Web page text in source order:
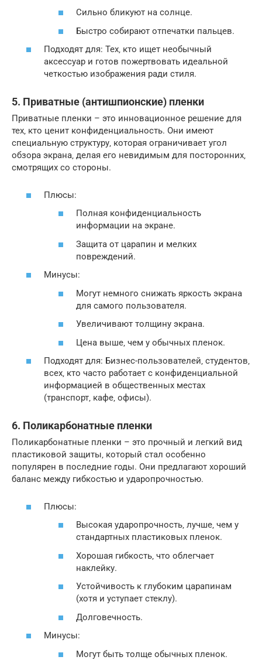
Сильно бликуют на солнце.
Быстро собирают отпечатки пальцев.
Подходят для: Тех‚ кто ищет необычный
аксессуар и готов пожертвовать идеальной
четкостью изображения ради стиля.
5. Приватные (антишпионские) пленки
Приватные пленки – это инновационное решение для
тех‚ кто ценит конфиденциальность. Они имеют
специальную структуру‚ которая ограничивает угол
обзора экрана‚ делая его невидимым для посторонних‚
смотрящих со стороны.
Плюсы:
Полная конфиденциальность
информации на экране.
Защита от царапин и мелких
повреждений.
Минусы:
Могут немного снижать яркость экрана
для самого пользователя.
Увеличивают толщину экрана.
Цена выше‚ чем у обычных пленок.
Подходят для: Бизнес-пользователей‚ студентов‚
всех‚ кто часто работает с конфиденциальной
информацией в общественных местах
(транспорт‚ кафе‚ офисы).
6. Поликарбонатные пленки
Поликарбонатные пленки – это прочный и легкий вид
пластиковой защиты‚ который стал особенно
популярен в последние годы. Они предлагают хороший
баланс между гибкостью и ударопрочностью.
Плюсы:
Высокая ударопрочность‚ лучше‚ чем у
стандартных пластиковых пленок.
Хорошая гибкость‚ что облегчает
наклейку.
Устойчивость к глубоким царапинам
(хотя и уступает стеклу).
Долговечность.
Минусы:
Могут быть толще обычных пленок.